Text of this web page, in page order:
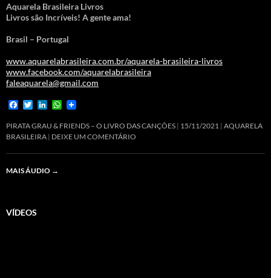
Aquarela Brasileira Livros
Livros são Incríveis! A gente ama!
Brasil – Portugal
www.aquarelabrasileira.com.br/aquarela-brasileira-livros
www.facebook.com/aquarelabrasileira
faleaquarela@gmail.com
F
c
e
o
k
i
t
e
n
k
e
d
n
W
a
t
A
PIRATA GRAU & FRIENDS – O LIVRO DAS CANÇÕES 15/11/2021 AQUARELA
BRASILEIRA DEIXE UM COMENTÁRIO
MAIS ÁUDIO →
VÍDEOS